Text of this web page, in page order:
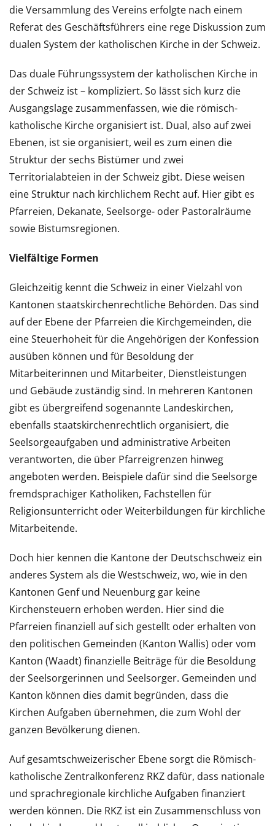
die Versammlung des Vereins erfolgte nach einem
Referat des Geschäftsführers eine rege Diskussion zum
dualen System der katholischen Kirche in der Schweiz.
Das duale Führungssystem der katholischen Kirche in
der Schweiz ist – kompliziert. So lässt sich kurz die
Ausgangslage zusammenfassen, wie die römisch-
katholische Kirche organisiert ist. Dual, also auf zwei
Ebenen, ist sie organisiert, weil es zum einen die
Struktur der sechs Bistümer und zwei
Territorialabteien in der Schweiz gibt. Diese weisen
eine Struktur nach kirchlichem Recht auf. Hier gibt es
Pfarreien, Dekanate, Seelsorge- oder Pastoralräume
sowie Bistumsregionen.
Vielfältige Formen
Gleichzeitig kennt die Schweiz in einer Vielzahl von
Kantonen staatskirchenrechtliche Behörden. Das sind
auf der Ebene der Pfarreien die Kirchgemeinden, die
eine Steuerhoheit für die Angehörigen der Konfession
ausüben können und für Besoldung der
Mitarbeiterinnen und Mitarbeiter, Dienstleistungen
und Gebäude zuständig sind. In mehreren Kantonen
gibt es übergreifend sogenannte Landeskirchen,
ebenfalls staatskirchenrechtlich organisiert, die
Seelsorgeaufgaben und administrative Arbeiten
verantworten, die über Pfarreigrenzen hinweg
angeboten werden. Beispiele dafür sind die Seelsorge
fremdsprachiger Katholiken, Fachstellen für
Religionsunterricht oder Weiterbildungen für kirchliche
Mitarbeitende.
Doch hier kennen die Kantone der Deutschschweiz ein
anderes System als die Westschweiz, wo, wie in den
Kantonen Genf und Neuenburg gar keine
Kirchensteuern erhoben werden. Hier sind die
Pfarreien finanziell auf sich gestellt oder erhalten von
den politischen Gemeinden (Kanton Wallis) oder vom
Kanton (Waadt) finanzielle Beiträge für die Besoldung
der Seelsorgerinnen und Seelsorger. Gemeinden und
Kanton können dies damit begründen, dass die
Kirchen Aufgaben übernehmen, die zum Wohl der
ganzen Bevölkerung dienen.
Auf gesamtschweizerischer Ebene sorgt die Römisch-
katholische Zentralkonferenz RKZ dafür, dass nationale
und sprachregionale kirchliche Aufgaben finanziert
werden können. Die RKZ ist ein Zusammenschluss von